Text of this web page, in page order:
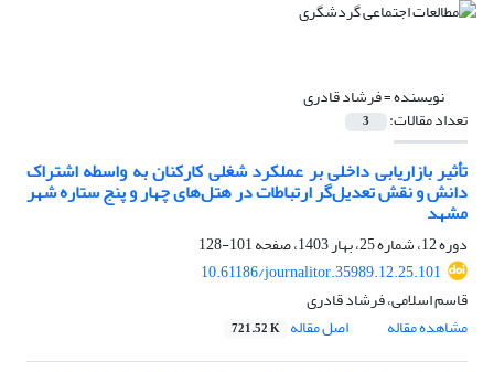
نویسنده =فرشاد قادری
تعداد مقالات: 3
تأثیر بازاریابی داخلی بر عملکرد شغلی کارکنان به واسطه اشتراک
دانش و نقش تعدیل‌گر ارتباطات در هتل‌های چهار و پنج ستاره شهر
مشهد
دوره 12، شماره 25، بهار 1403، صفحه
101-128
10.61186/journalitor.35989.12.25.101
قاسم اسلامی، فرشاد قادری
مشاهده مقاله
اصل مقاله 721.52 K